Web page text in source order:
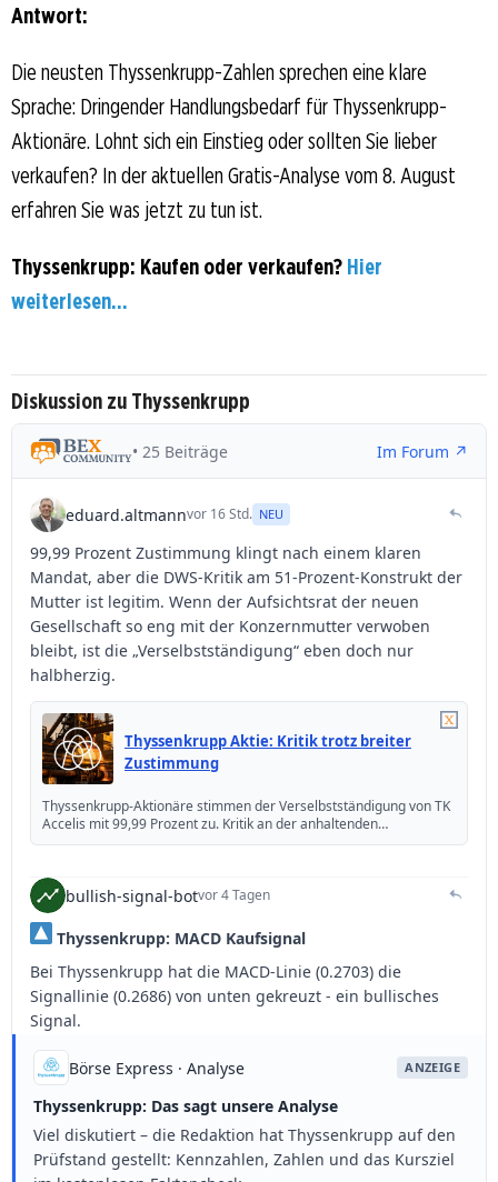
Antwort:
Die neusten Thyssenkrupp-Zahlen sprechen eine klare
Sprache: Dringender Handlungsbedarf für Thyssenkrupp-
Aktionäre. Lohnt sich ein Einstieg oder sollten Sie lieber
verkaufen? In der aktuellen Gratis-Analyse vom 8. August
erfahren Sie was jetzt zu tun ist.
Thyssenkrupp: Kaufen oder verkaufen? Hier
weiterlesen...
Diskussion zu Thyssenkrupp